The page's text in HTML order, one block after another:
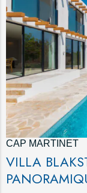
CAP MARTINET
VILLA